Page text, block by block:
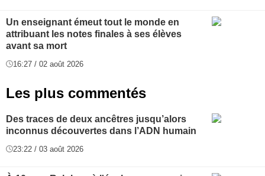
Un enseignant émeut tout le monde en
attribuant les notes finales à ses élèves
avant sa mort
16:27 / 02 août 2026
Les plus commentés
Des traces de deux ancêtres jusqu’alors
inconnus découvertes dans l’ADN humain
23:22 / 03 août 2026